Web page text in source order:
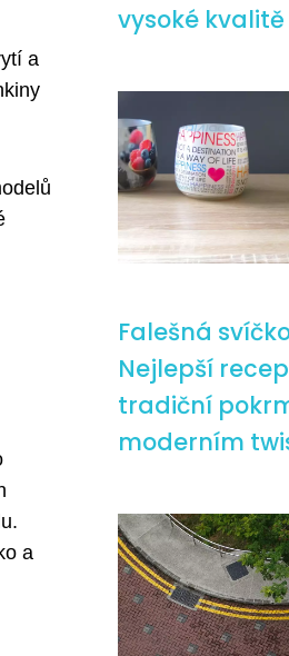
a
a
vysoké
Falešná
Nejlepší
tradiční
moderním